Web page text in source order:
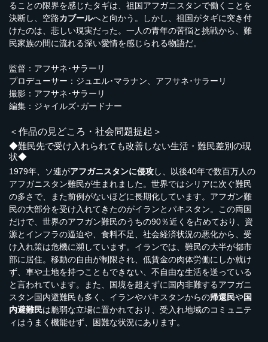
ることの限界を感じたタギは、祖国アフガニスタンで働くことを
決断し、空路カブールへと向かう。しかし、祖国がタギに突き付
けたのは、悲しい現実だった。一人の青年の苦悩と挑戦から、難
民家族の間に流れる深い愛情を感じられる物語だ。
監督：アフサネ･サラーリ
プロデューサー：ジュエル･マラナン、アフサネ･サラーリ
撮影：アフサネ･サラーリ
編集：ジャイルズ･ガードナー
＜作品の見どころ・社会問題提起＞
◆難民先で受け入れられても改善しない生活・難民差別の現
状◆
1979年、ソ連がアフガニスタンに侵攻し、以後40年で数百万人の
アフガニスタン難民が生まれました。世界ではシリアに次ぐ難民
の多さで、また前例がないほどに長期化しています。アフガン難
民の大部分を受け入れてきたのがイランとパキスタン。この両国
だけで、世界のアフガン難民のうちの90％近くを占めており、資
源とインフラの逼迫や、食料不足、社会経済状況の悪化から、受
け入れ策は危機に瀕しています。イランでは、難民の大半が都市
部に居住。移動の自由が制限され、低賃金の肉体労働にしか就け
ず、車や土地を持つこともできない、不自由な生活を送っている
と言われています。また、国境を超えずに国内非難するアフガニ
スタン国内避難民も多く、イランやパキスタンからの帰還民や国
内避難民は脆弱な立場に置かれており、受入れ地域のコミュニテ
ィはうまく機能せず、困難な状況にあります。